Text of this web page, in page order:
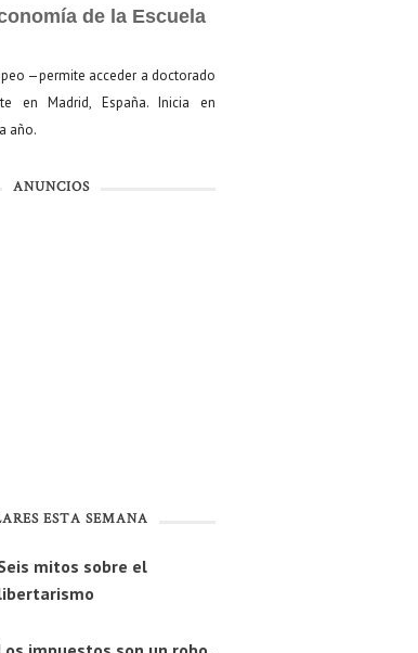
de la Escuela
—permite acceder a doctorado
en Madrid, España. Inicia en
año.
ANUNCIOS
ESTA SEMANA
mitos sobre el